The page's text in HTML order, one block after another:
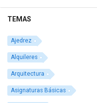
TEMAS
Ajedrez
Alquileres
Arquitectura
Asignaturas Básicas